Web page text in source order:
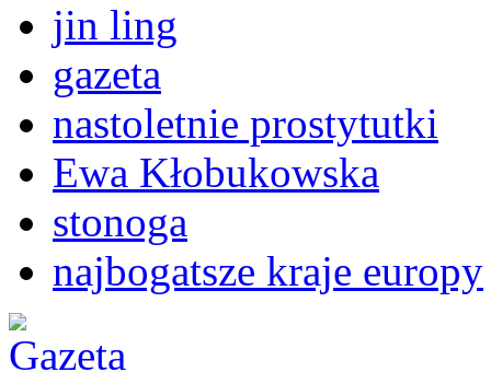
jin ling
gazeta
nastoletnie prostytutki
Ewa Kłobukowska
stonoga
najbogatsze kraje europy